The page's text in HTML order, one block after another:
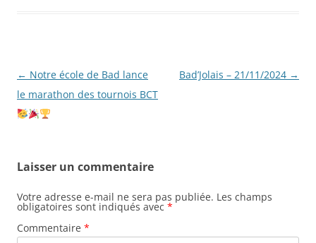
Navigation
des
articles
← Notre école de Bad lance
le marathon des tournois BCT
Bad’Jolais – 21/11/2024 →
Laisser un commentaire
Votre adresse e-mail ne sera pas publiée. Les champs
obligatoires sont indiqués avec *
Commentaire *